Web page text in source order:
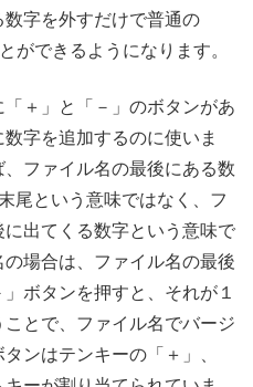
字を外すだけで普通の
ができるようになります。
＋」と「－」のボタンがあ
字を追加するのに使いま
ファイル名の最後にある数
尾という意味ではなく、フ
出てくる数字という意味で
場合は、ファイル名の最後
ボタンを押すと、それが１
とで、ファイル名でバージ
ンはテンキーの「＋」、